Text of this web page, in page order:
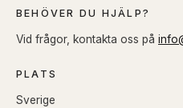
BEHÖVER DU HJÄLP?
Vid frågor, kontakta oss på
PLATS
Sverige